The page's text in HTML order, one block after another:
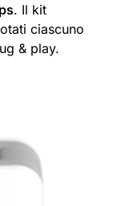
. Il kit
ciascuno
& play.